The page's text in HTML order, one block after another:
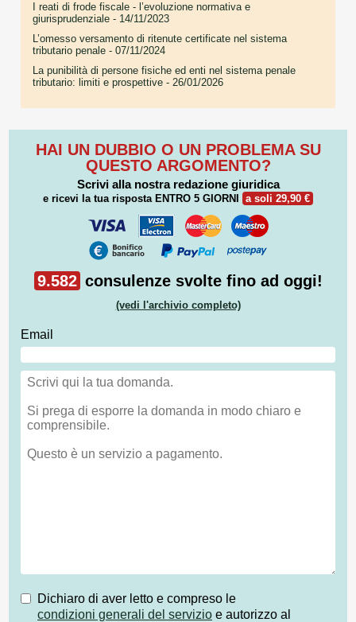
I reati di frode fiscale - l’evoluzione normativa e
giurisprudenziale - 14/11/2023
L’omesso versamento di ritenute certificate nel sistema
tributario penale - 07/11/2024
La punibilità di persone fisiche ed enti nel sistema penale
tributario: limiti e prospettive - 26/01/2026
HAI UN DUBBIO O UN PROBLEMA SU
QUESTO ARGOMENTO?
Scrivi alla nostra redazione giuridica
e ricevi la tua risposta ENTRO 5 GIORNI a soli 29,90 €
9.582 consulenze svolte fino ad oggi!
(vedi l'archivio completo)
Email
Dichiaro di aver letto e compreso le
condizioni generali del servizio e autorizzo al